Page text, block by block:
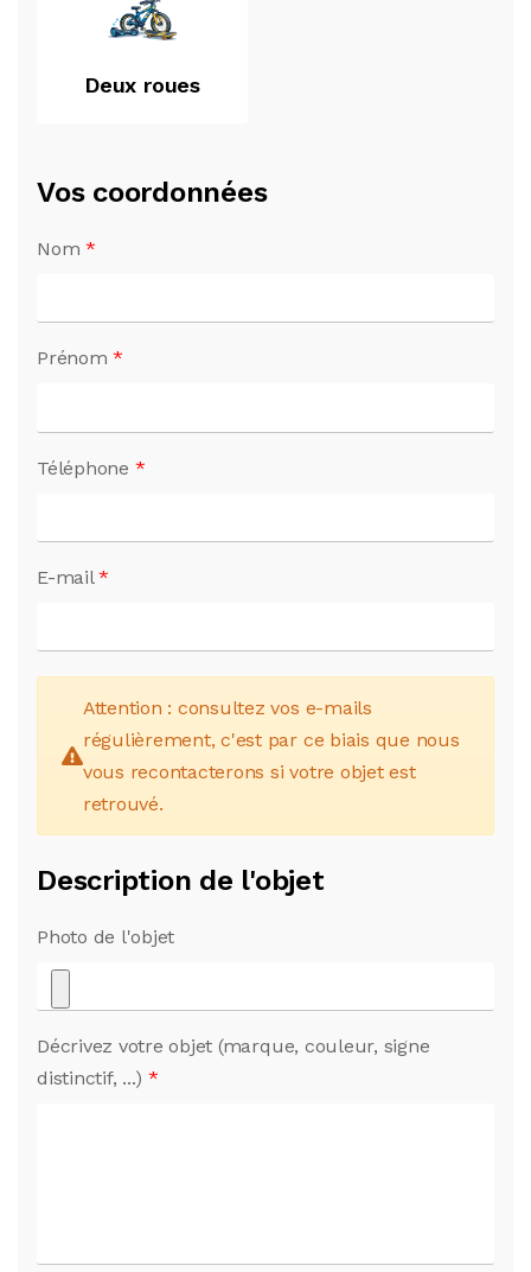
Deux roues
Vos coordonnées
Nom*
Prénom*
Téléphone *
E-mail*
Attention : consultez vos e-mails
régulièrement, c'est par ce biais que nous
vous recontacterons si votre objet est
retrouvé.
Description de l'objet
Photo de l'objet
Décrivez votre objet (marque, couleur, signe
distinctif, ...) *